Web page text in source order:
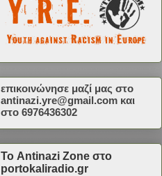
επικοινώνησε μαζί μας στο
antinazi.yre@gmail.com και
στο 6976436302
Το Antinazi Zone στο
portokaliradio.gr